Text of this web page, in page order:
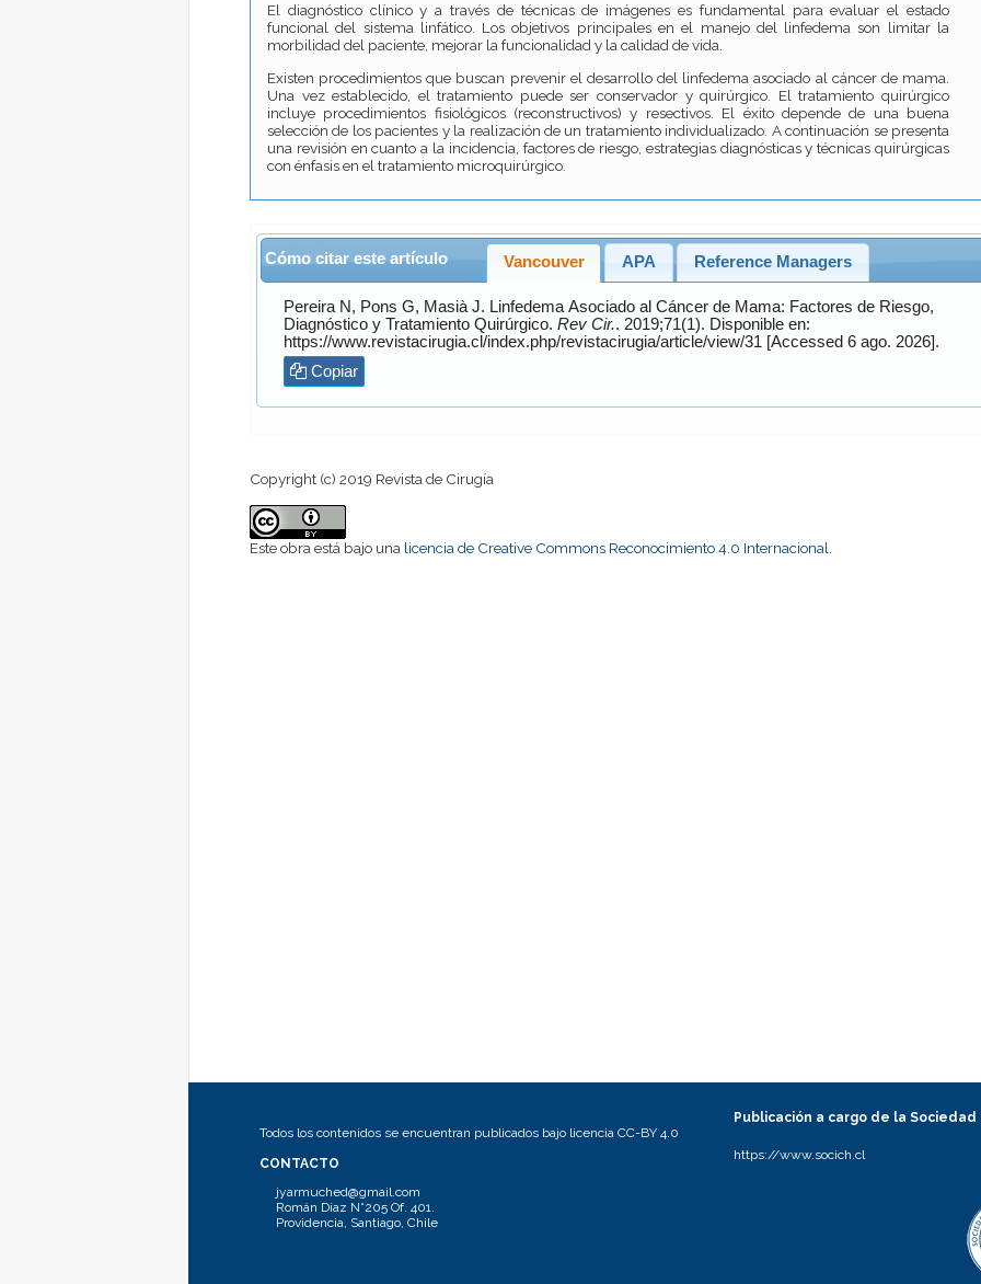
El diagnóstico clínico y a través de técnicas de imágenes es fundamental para evaluar el estado
funcional del sistema linfático. Los objetivos principales en el manejo del linfedema son limitar la
morbilidad del paciente, mejorar la funcionalidad y la calidad de vida.
Existen procedimientos que buscan prevenir el desarrollo del linfedema asociado al cáncer de mama.
Una vez establecido, el tratamiento puede ser conservador y quirúrgico. El tratamiento quirúrgico
incluye procedimientos fisiológicos (reconstructivos) y resectivos. El éxito depende de una buena
selección de los pacientes y la realización de un tratamiento individualizado. A continuación se presenta
una revisión en cuanto a la incidencia, factores de riesgo, estrategias diagnósticas y técnicas quirúrgicas
con énfasis en el tratamiento microquirúrgico.
Cómo citar este artículo Vancouver APA Reference Managers
PereiraN, Pons G, MasiàJ. Linfedema Asociado al Cáncer de Mama: Factores de Riesgo,
Diagnóstico y Tratamiento Quirúrgico. Rev Cir.. 2019;71(1). Disponible en:
https://www.revistacirugia.cl/index.php/revistacirugia/article/view/31 [Accessed 6 ago. 2026].
Copiar
Copyright (c) 2019 Revista de Cirugía
Este obra está bajo una licencia de Creative Commons Reconocimiento 4.0 Internacional.
Todos los contenidos se encuentran publicados bajo licencia CC-BY 4.0
CONTACTO
jyarmuched@gmail.com
Román Díaz N°205 Of. 401.
Providencia, Santiago, Chile
Publicación a cargo de la
https://www.socich.cl